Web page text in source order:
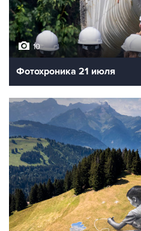
10
Фотохроника 21 июля